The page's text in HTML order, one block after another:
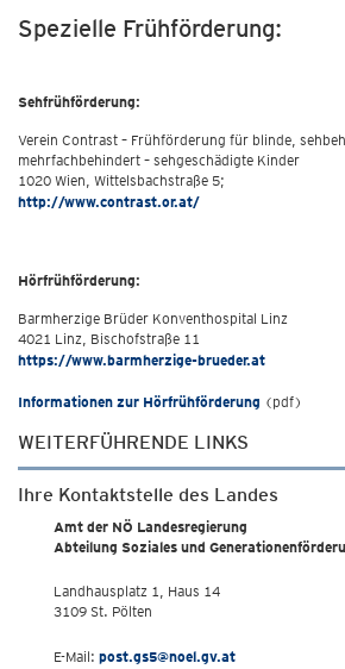
Spezielle Frühförderung:
Sehfrühförderung:
Verein Contrast – Frühförderung für blinde,
mehrfachbehindert – sehgeschädigte Kinder
1020 Wien, Wittelsbachstraße 5;
http://www.contrast.or.at/
Hörfrühförderung:
Barmherzige Brüder Konventhospital Linz
4021 Linz, Bischofstraße 11
https://www.barmherzige-brueder.at
Informationen zur Hörfrühförderung (pdf)
WEITERFÜHRENDE LINKS
Ihre Kontaktstelle des Landes
Amt der NÖ Landesregierung
Abteilung Soziales und
Landhausplatz 1, Haus 14
3109 St. Pölten
E-Mail: post.gs5@noel.gv.at